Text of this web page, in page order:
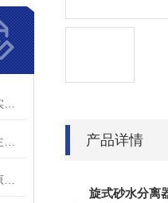
产品详情
旋式砂水分离